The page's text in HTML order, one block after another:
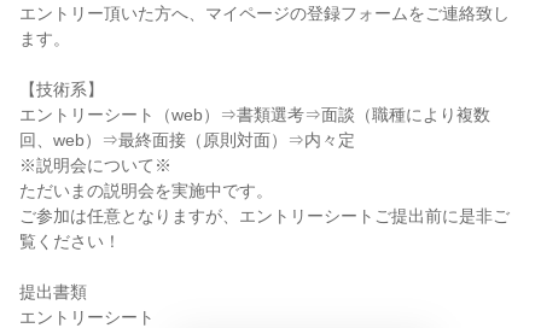
エントリー頂いた方へ、マイページの登録フォームをご連絡致し
ます。
【技術系】
エントリーシート（web）⇒書類選考⇒面談（職種により複数
回、web）⇒最終面接（原則対面）⇒内々定
※説明会について※
ただいまの説明会を実施中です。
ご参加は任意となりますが、エントリーシートご提出前に是非ご
覧ください！
提出書類
エントリーシート